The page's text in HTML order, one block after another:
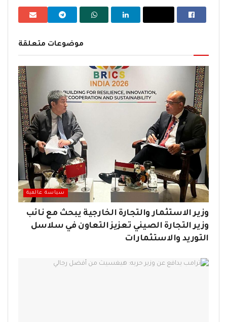
موضوعات متعلقة
سياسة عالمية
وزير الاستثمار والتجارة الخارجية يبحث مع نائب
وزير التجارة الصيني تعزيز التعاون في سلاسل
التوريد والاستثمارات